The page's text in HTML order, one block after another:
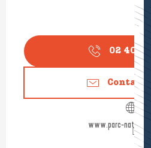
02 40
www.parc-naturel-